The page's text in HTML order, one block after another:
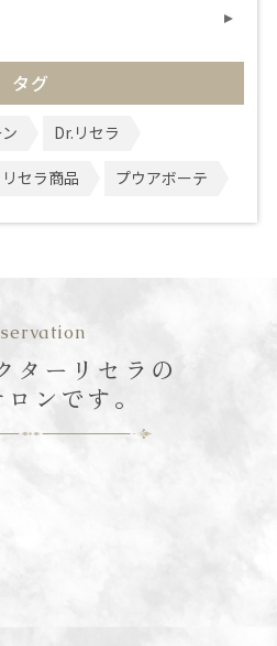
タグ
Dr.リセラ
リセラ商品 プウアボーテ
ターリセラの
ンです。